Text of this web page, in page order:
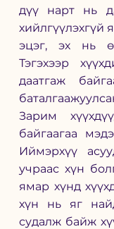
дүү нарт нь
хийлгүүлэхгүй
эцэг, эх нь
Тэгэхээр
даатгаж
Зарим
байгаагаа
Иймэрхүү
учраас хүн
ямар хүнд
хүн нь яг
судалж байж